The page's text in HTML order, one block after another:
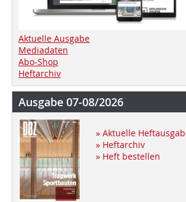
Aktuelle Ausgabe
Mediadaten
Abo-Shop
Heftarchiv
Ausgabe 07-08/2026
» Aktuelle
» Heftarchiv
» Heft bestellen